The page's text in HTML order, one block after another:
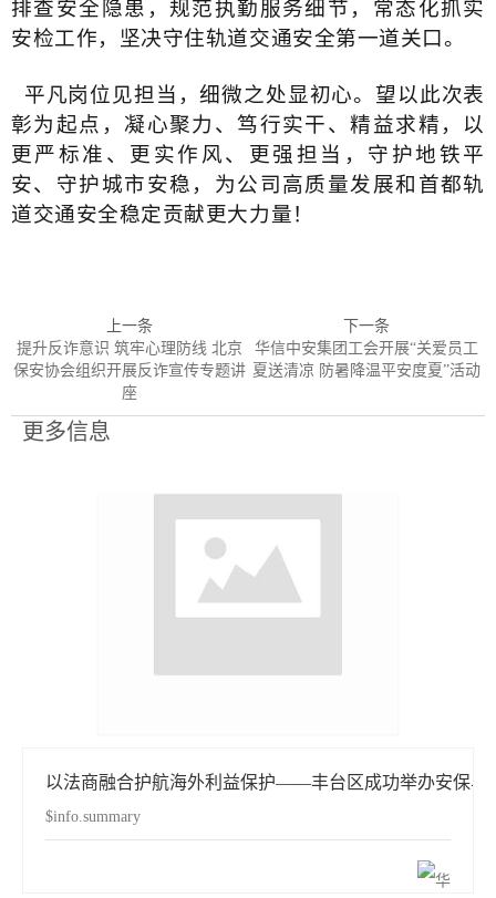
排查安全隐患，规范执勤服务细节，常态化抓实
安检工作，坚决守住轨道交通安全第一道关口。
平凡岗位见担当，细微之处显初心。望以此次表
彰为起点，凝心聚力、笃行实干、精益求精，以
更严标准、更实作风、更强担当，守护地铁平
安、守护城市安稳，为公司高质量发展和首都轨
道交通安全稳定贡献更大力量！
上一条
提升反诈意识 筑牢心理防线 北京
保安协会组织开展反诈宣传专题讲
座
下一条
华信中安集团工会开展“关爱员工
夏送清凉 防暑降温平安度夏”活动
更多信息
以法商融合护航海外利益保护——丰台区成功举办安保与
$info.summary